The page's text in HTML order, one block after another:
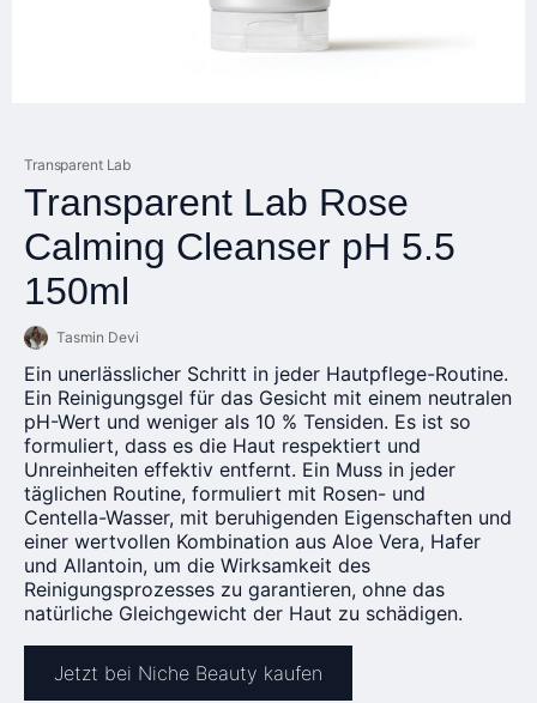
Transparent Lab
Transparent Lab Rose
Calming Cleanser pH 5.5
150ml
Tasmin Devi
Ein unerlässlicher Schritt in jeder Hautpflege-Routine.
Ein Reinigungsgel für das Gesicht mit einem neutralen
pH-Wert und weniger als 10 % Tensiden. Es ist so
formuliert, dass es die Haut respektiert und
Unreinheiten effektiv entfernt. Ein Muss in jeder
täglichen Routine, formuliert mit Rosen- und
Centella-Wasser, mit beruhigenden Eigenschaften und
einer wertvollen Kombination aus Aloe Vera, Hafer
und Allantoin, um die Wirksamkeit des
Reinigungsprozesses zu garantieren, ohne das
natürliche Gleichgewicht der Haut zu schädigen.
Jetzt bei Niche Beauty kaufen